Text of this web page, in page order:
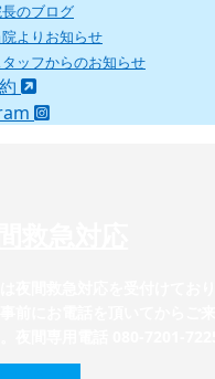
のブログ
よりお知らせ
ッフからのお知らせ